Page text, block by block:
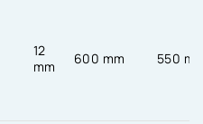
12
mm
600 mm 550